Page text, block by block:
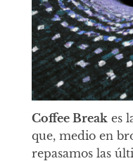
Coffee Break es
que, medio en
repasamos las